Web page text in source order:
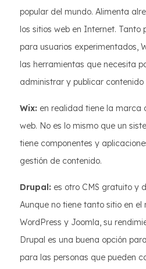
popular del mundo. Alimenta
los sitios web en Internet. Tanto
para usuarios experimentados,
las herramientas que necesita
administrar y publicar contenido
Wix: en realidad tiene la marca
web. No es lo mismo que un
tiene componentes y
gestión de contenido.
Drupal: es otro CMS gratuito y
Aunque no tiene tanto sitio en
WordPress y Joomla, su
Drupal es una buena opción
para las personas que pueden